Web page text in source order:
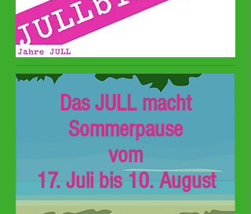
Das JULL macht
Sommerpause
vom
17. Juli bis 10. August